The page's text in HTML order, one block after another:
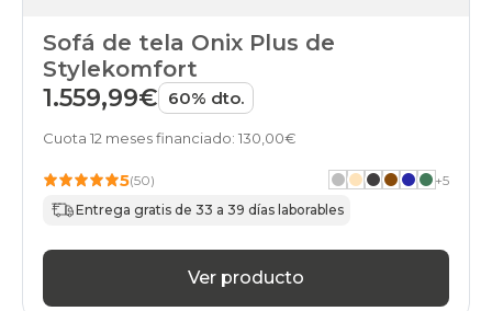
Sofá de tela Onix Plus de
Stylekomfort
1.559,99€ 60% dto.
Cuota 12 meses financiado: 130,00€
5(50) +5
Entrega gratis de 33 a 39 días laborables
Ver producto